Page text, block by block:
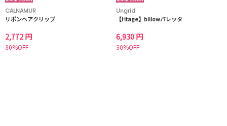
CALNAMUR
リボンヘアクリップ
2,772 円
30%OFF
Ungrid
【Htage】billowバレッタ
6,930 円
30%OFF